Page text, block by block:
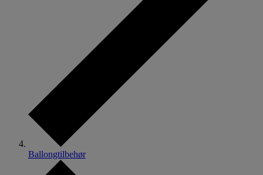
Ballongtilbehør